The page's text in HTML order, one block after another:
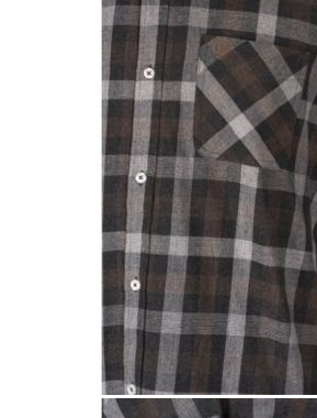
Lasten mekot ja hameet
Mekot ja hameet
Lasten puvut,bleiserit,liivit
Liivit
Lasten housut
Lasten housut
Lasten trikoo-ja
Lasten farkut
Lasten shortsit
Lasten juhlahousut
Yöasut ja kylpytakit
Lasten yöpaidat
Lasten pyjamat
Kylpytakit
Lasten asusteet
Vyöt, käsineet,pipot,
Sukat, sukkahousut, ym
Lasten ulkoilu
Lasten takit
Ulkoilupuvut, housut